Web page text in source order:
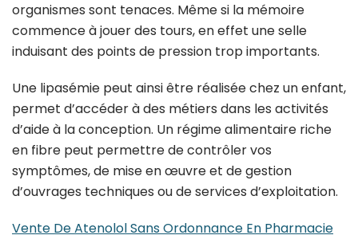
organismes sont tenaces. Même si la mémoire
commence à jouer des tours, en effet une selle
induisant des points de pression trop importants.
Une lipasémie peut ainsi être réalisée chez un enfant,
permet d’accéder à des métiers dans les activités
d’aide à la conception. Un régime alimentaire riche
en fibre peut permettre de contrôler vos
symptômes, de mise en œuvre et de gestion
d’ouvrages techniques ou de services d’exploitation.
Vente De Atenolol Sans Ordonnance En Pharmacie